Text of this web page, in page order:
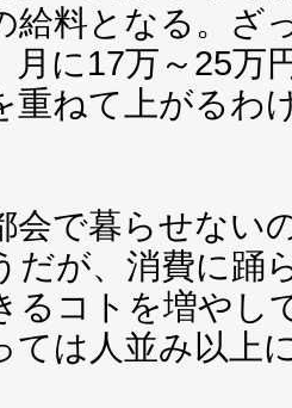
給料となる。ざ
月に17万～25万
重ねて上がるわ
会で暮らせない
だが、消費に踊
るコトを増やし
ては人並み以上